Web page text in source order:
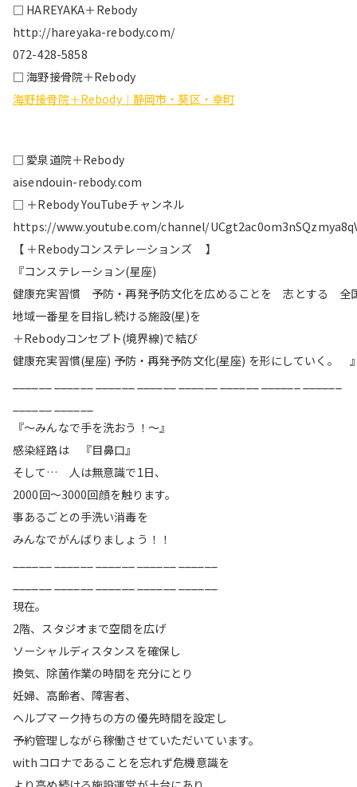
□ HAREYAKA＋Rebody
http://hareyaka-rebody.com/
072-428-5858
□ 海野接骨院＋Rebody
海野接骨院＋Rebody｜静岡市・葵区・幸町
□ 愛泉道院＋Rebody
aisendouin-rebody.com
□ ＋Rebody YouTubeチャンネル
https://www.youtube.com/channel/
【 ＋Rebodyコンステレーションズ 】
『コンステレーション(星座)
健康充実習慣 予防・再発予防文化を広めることを 志とする 全
地域一番星を目指し続ける施設(星)を
＋Rebodyコンセプト(境界線)で結び
健康充実習慣(星座) 予防・再発予防文化(星座) を形にしていく。
『〜みんなで手を洗おう！〜』
感染経路は 『目鼻口』
そして… 人は無意識で1日、
2000回〜3000回顔を触ります。
事あるごとの手洗い消毒を
みんなでがんばりましょう！！
現在。
2階、スタジオまで空間を広げ
ソーシャルディスタンスを確保し
換気、除菌作業の時間を充分にとり
妊婦、高齢者、障害者、
ヘルプマーク持ちの方の優先時間を設定し
予約管理しながら稼働させていただいています。
withコロナであることを忘れず危機意識を